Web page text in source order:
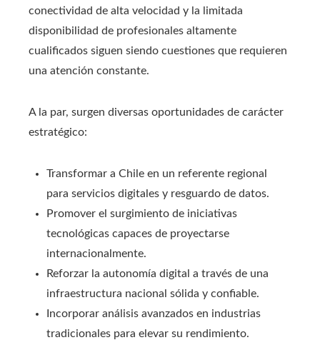
conectividad de alta velocidad y la limitada
disponibilidad de profesionales altamente
cualificados siguen siendo cuestiones que requieren
una atención constante.
A la par, surgen diversas oportunidades de carácter
estratégico:
Transformar a Chile en un referente regional
para servicios digitales y resguardo de datos.
Promover el surgimiento de iniciativas
tecnológicas capaces de proyectarse
internacionalmente.
Reforzar la autonomía digital a través de una
infraestructura nacional sólida y confiable.
Incorporar análisis avanzados en industrias
tradicionales para elevar su rendimiento.